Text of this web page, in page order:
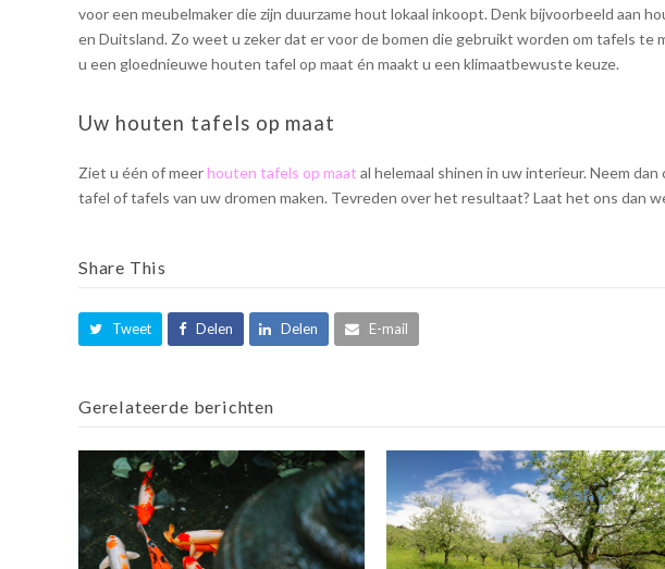
voor een meubelmaker die zijn duurzame hout lokaal inkoopt. Denk bijvoorbeeld aan
en Duitsland. Zo weet u zeker dat er voor de bomen die gebruikt worden om tafels te
u een gloednieuwe houten tafel op maat én maakt u een klimaatbewuste keuze.
Uw houten tafels op maat
Ziet u één of meerhouten tafels op maat al helemaal shinen in uw interieur. Neem
tafel of tafels van uw dromen maken. Tevreden over het resultaat? Laat het ons dan
Share This
Tweet Delen Delen E-mail
Gerelateerde berichten